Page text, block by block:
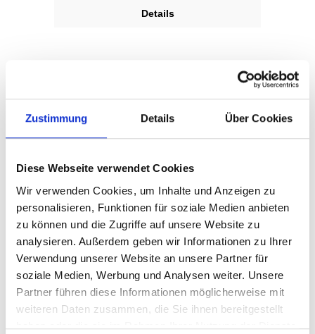
Zustimmung Details Über Cookies
Diese Webseite verwendet Cookies
Wir verwenden Cookies, um Inhalte und Anzeigen zu
personalisieren, Funktionen für soziale Medien anbieten
zu können und die Zugriffe auf unsere Website zu
analysieren. Außerdem geben wir Informationen zu Ihrer
Verwendung unserer Website an unsere Partner für
soziale Medien, Werbung und Analysen weiter. Unsere
Partner führen diese Informationen möglicherweise mit
weiteren Daten zusammen, die Sie ihnen bereitgestellt
haben oder die sie im Rahmen Ihrer Nutzung der Dienste
Details
McKinley Ki.-Rückenprotektor
FORTRESS JR 3.0
3.0 in der Farbe SANGRIA GREY DARK
Varianten ab69,99 €*